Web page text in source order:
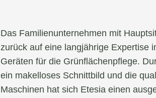
Das Familienunternehmen mit
zurück auf eine langjährige Expertise
Geräten für die Grünflächenpflege.
ein makelloses Schnittbild und die
Maschinen hat sich Etesia einen